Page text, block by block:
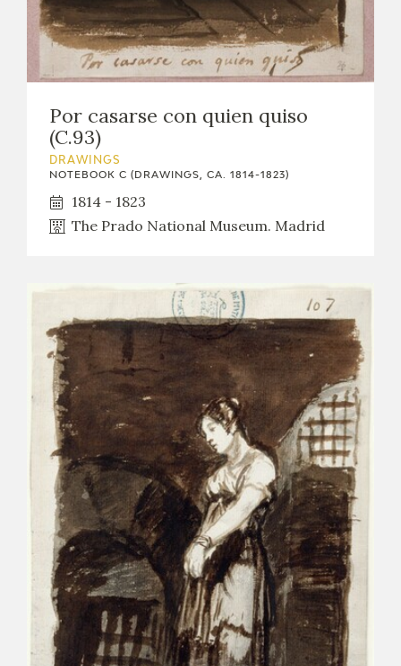
Por casarse con quien quiso
(C.93)
DRAWINGS
NOTEBOOK C (DRAWINGS, CA. 1814-1823)
1814 - 1823
The Prado National Museum. Madrid